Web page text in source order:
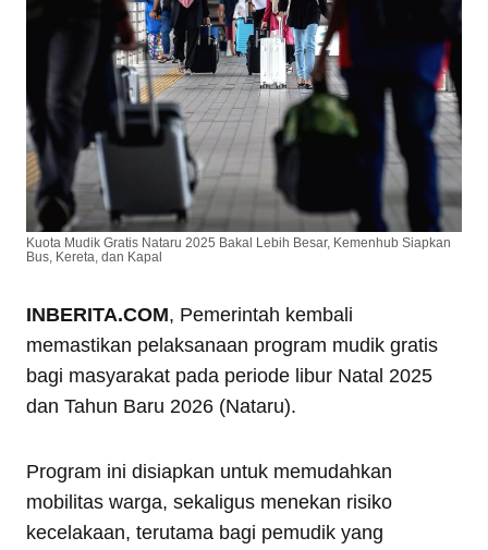
Kuota Mudik Gratis Nataru 2025 Bakal Lebih Besar, Kemenhub Siapkan
Bus, Kereta, dan Kapal
INBERITA.COM, Pemerintah kembali
memastikan pelaksanaan program mudik gratis
bagi masyarakat pada periode libur Natal 2025
dan Tahun Baru 2026 (Nataru).
Program ini disiapkan untuk memudahkan
mobilitas warga, sekaligus menekan risiko
kecelakaan, terutama bagi pemudik yang